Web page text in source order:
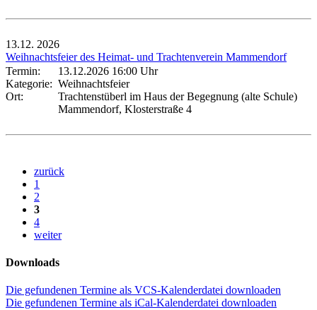
13.12. 2026
Weihnachtsfeier des Heimat- und Trachtenverein Mammendorf
Termin:
13.12.2026 16:00 Uhr
Kategorie: Weihnachtsfeier
Ort:
Trachtenstüberl im Haus der Begegnung (alte Schule)
Mammendorf, Klosterstraße 4
zurück
1
2
3
4
weiter
Downloads
Die gefundenen Termine als VCS-Kalenderdatei downloaden
Die gefundenen Termine als iCal-Kalenderdatei downloaden